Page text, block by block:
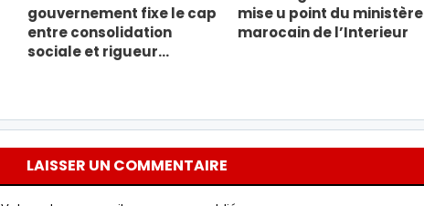
gouvernement fixe le cap
entre consolidation
sociale et rigueur…
mise u point du ministère
marocain de l’Interieur
LAISSER UN COMMENTAIRE